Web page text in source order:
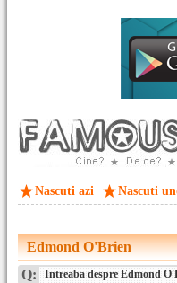
Nascuti azi Nascuti
Edmond O'Brien
Q: Intreaba despre Edmond